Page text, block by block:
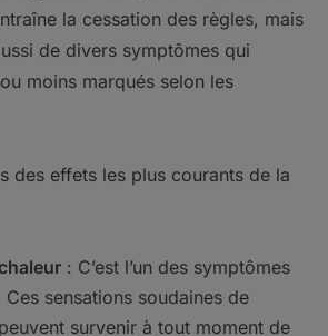
la cessation des règles, mais
de divers symptômes qui
moins marqués selon les
des effets les plus courants de la
: C’est l’un des symptômes
sensations soudaines de
survenir à tout moment de